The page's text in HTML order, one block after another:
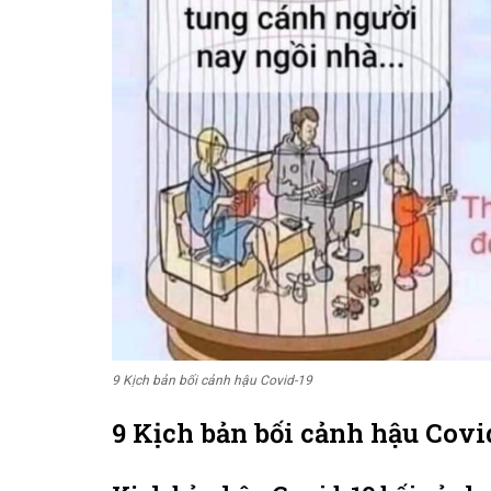
9 Kịch bản bối cảnh hậu Covid-19
9 Kịch bản bối cảnh hậu